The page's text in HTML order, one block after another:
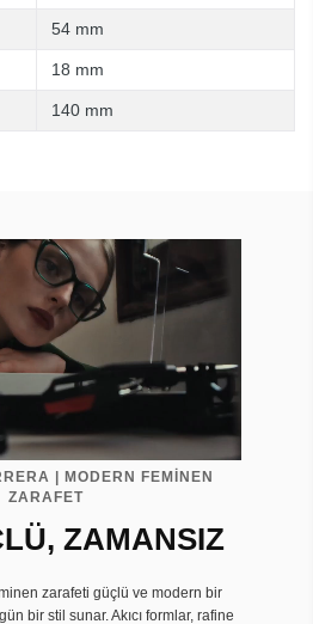
54 mm
18 mm
140 mm
| MODERN FEMİNEN
ZARAFET
ZAMANSIZ
zarafeti güçlü ve modern bir
bir stil sunar. Akıcı formlar, rafine